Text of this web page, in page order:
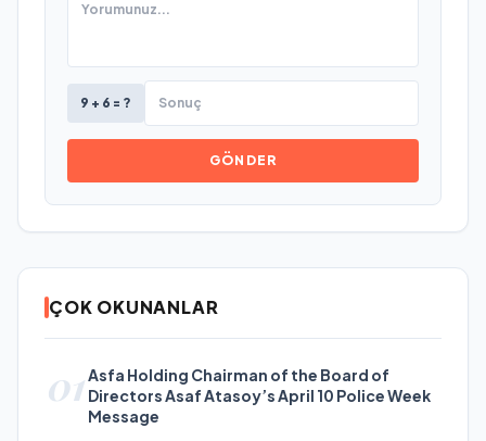
9 + 6 = ?
GÖNDER
ÇOK OKUNANLAR
01Asfa Holding Chairman of the Board of
Directors Asaf Atasoy’s April 10 Police Week
Message